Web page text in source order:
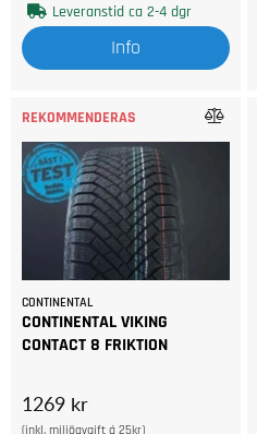
Leveranstid ca 2-4 dgr
Info
REKOMMENDERAS
CONTINENTAL
CONTINENTAL VIKING
CONTACT 8 FRIKTION
1269 kr
(inkl. miljöavgift á 25kr)